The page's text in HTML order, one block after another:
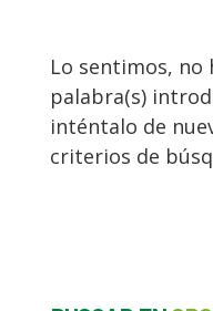
Lo sentimos, no
palabra(s)
inténtalo de
criterios de